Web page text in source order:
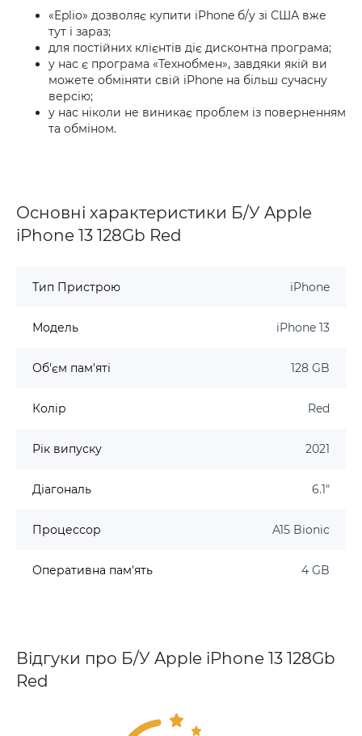
«Eplio» дозволяє купити iPhone б/у зі США вже
тут і зараз;
для постійних клієнтів діє дисконтна програма;
у нас є програма «Технобмен», завдяки якій ви
можете обміняти свій iPhone на більш сучасну
версію;
у нас ніколи не виникає проблем із поверненням
та обміном.
Основні характеристики Б/У Apple
iPhone 13 128Gb Red
Тип Пристрою iPhone
Модель iPhone 13
Об'єм пам'яті 128 GB
Колір Red
Рік випуску 2021
Діагональ 6.1"
Процессор A15 Bionic
Оперативна пам'ять 4 GB
Відгуки про Б/У Apple iPhone 13 128Gb
Red